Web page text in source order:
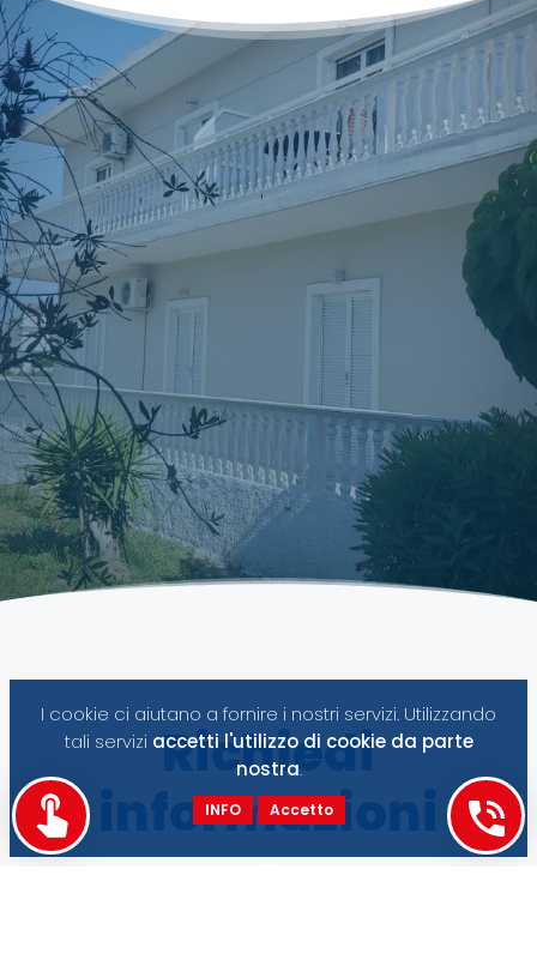
Richiedi
informazioni
I cookie ci aiutano a fornire i nostri servizi. Utilizzando
tali servizi accetti l'utilizzo di cookie da parte
nostra.
INFO Accetto